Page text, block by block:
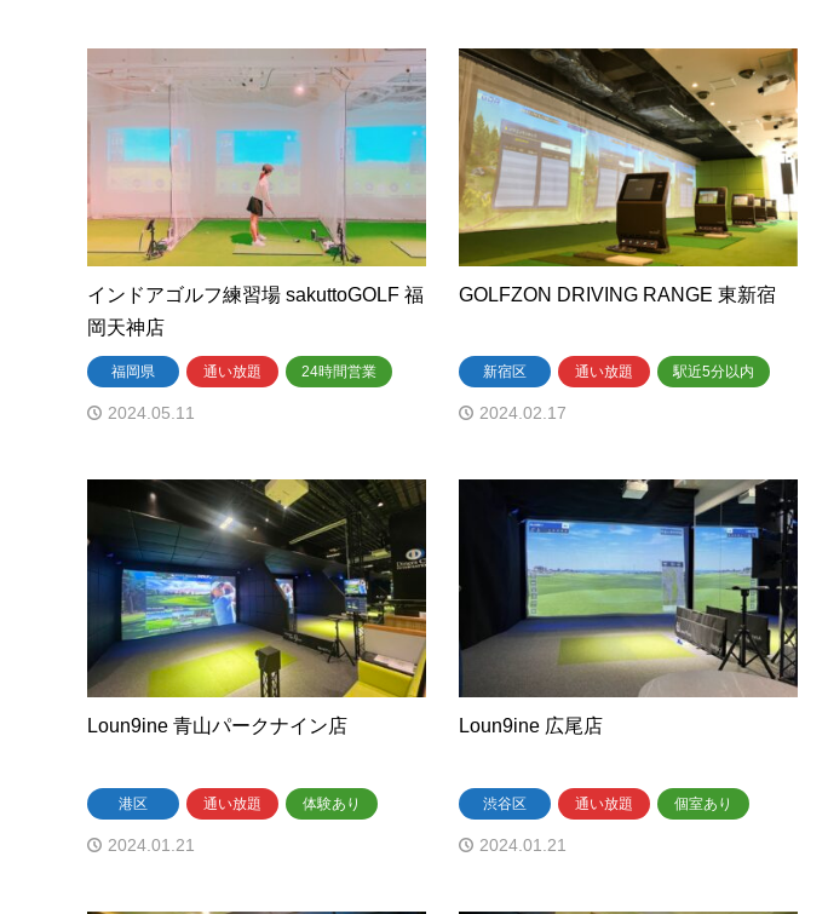
インドアゴルフ練習場 sakuttoGOLF 福
岡天神店
福岡県 通い放題 24時間営業
2024.05.11
GOLFZON DRIVING RANGE 東新宿
新宿区 通い放題 駅近5分以内
2024.02.17
Loun9ine 青山パークナイン店
港区 通い放題 体験あり
2024.01.21
Loun9ine 広尾店
渋谷区 通い放題 個室あり
2024.01.21